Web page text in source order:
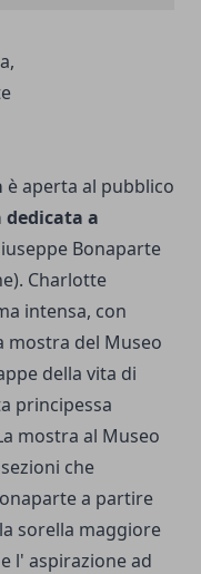
è aperta al pubblico
dedicata a
Bonaparte
Charlotte
intensa, con
mostra del Museo
della vita di
principessa
mostra al Museo
che
a partire
sorella maggiore
l' aspirazione ad